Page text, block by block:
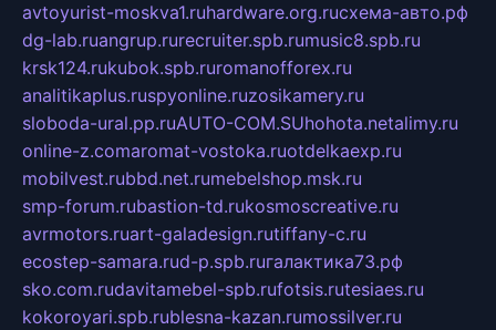
avtoyurist-moskva1.ruhardware.org.ruсхема-авто.рф
dg-lab.ruangrup.rurecruiter.spb.rumusic8.spb.ru
krsk124.rukubok.spb.ruromanofforex.ru
analitikaplus.ruspyonline.ruzosikamery.ru
sloboda-ural.pp.ruAUTO-COM.SUhohota.netalimy.ru
online-z.comaromat-vostoka.ruotdelkaexp.ru
mobilvest.rubbd.net.rumebelshop.msk.ru
smp-forum.rubastion-td.rukosmoscreative.ru
avrmotors.ruart-galadesign.rutiffany-c.ru
ecostep-samara.rud-p.spb.ruгалактика73.рф
sko.com.rudavitamebel-spb.rufotsis.rutesiaes.ru
kokoroyari.spb.rublesna-kazan.rumossilver.ru